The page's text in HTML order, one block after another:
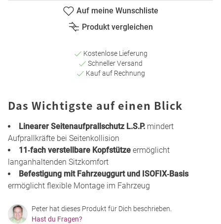
Auf meine Wunschliste
Produkt vergleichen
Kostenlose Lieferung
Schneller Versand
Kauf auf Rechnung
Das Wichtigste auf einen Blick
Linearer Seitenaufprallschutz L.S.P. mindert
Aufprallkräfte bei Seitenkollision
11‑fach verstellbare Kopfstütze ermöglicht
langanhaltenden Sitzkomfort
Befestigung mit Fahrzeuggurt und ISOFIX‑Basis
ermöglicht flexible Montage im Fahrzeug
Peter hat dieses Produkt für Dich beschrieben.
Hast du Fragen?